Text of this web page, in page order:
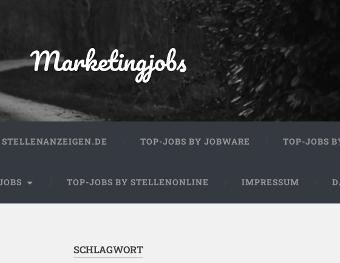
Marketingjobs
TOP-JOBS BY JOBWARE TOP-JOBS
TOP-JOBS BY STELLENONLINE IMPRESSUM
SCHLAGWORT